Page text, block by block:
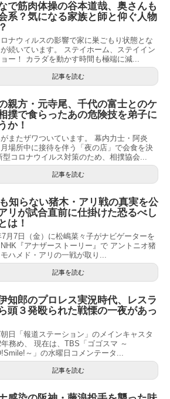
で筋肉体操の谷本道哉、奥さんも
系？気になる家族と師と仰ぐ人物
ナウィルスの影響で家に巣ごもり状態とな
続いています。 ステイホーム、ステイイン
ョー！ カラダを動かす時間も極端に減...
記事を読む
親方・元寺尾、千代の富士とのケ
撲で食らったあの危険技を弟子に
か！
またザワついています。 幕内力士・阿炎
場所中に接待を伴う「夜の店」で会食を決
型コロナウイルス対策のため、相撲協会...
記事を読む
知らない猪木・アリ戦の真実を公
リが試合直前に仕掛けた恐るべし
は！
7月7日（金）に松嶋菜々子がナビゲーターを
『アナザーストーリー』で アントニオ猪
ハメド・アリの一戦が取り...
記事を読む
知郎のプロレス実況時代、レスラ
頭３発殴られた戦慄の一夜があっ
日「報道ステーション」のメインキャスタ
務め、 現在は、TBS「ゴゴスマ ～
～」の水曜日コメンテータ...
記事を読む